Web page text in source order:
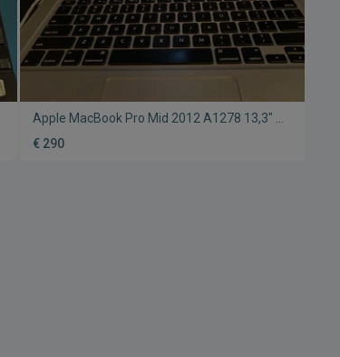
Apple MacBook Pro Mid 2012 A1278 13,3" i7
8GB RAM 250GB SSD μεταχειρισμένο
€ 290